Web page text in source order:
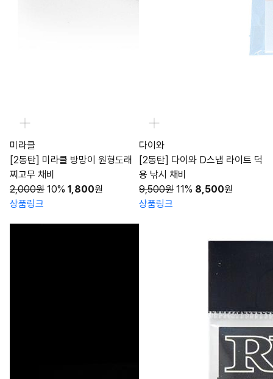
미라클
[2동탄] 미라클 방망이 원형도래
찌고무 채비
2,000원 10% 1,800원
상품링크
다이와
[2동탄] 다이와 D스냅 라이트 덕
용 낚시 채비
9,500원 11% 8,500원
상품링크